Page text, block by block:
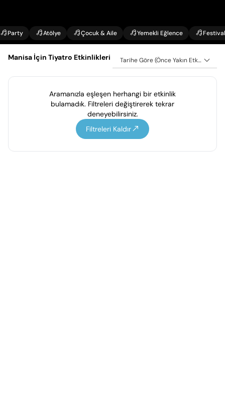
Party Atölye Çocuk & Aile Yemekli Eğlence Festival
Manisa İçin Tiyatro Etkinlikleri Tarihe Göre (Önce Yakın Etkinlikler)
Aramanızla eşleşen herhangi bir etkinlik
bulamadık. Filtreleri değiştirerek tekrar
deneyebilirsiniz.
Filtreleri Kaldır